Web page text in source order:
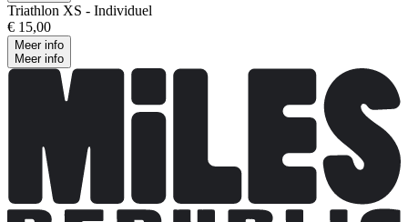
Triathlon XS - Individuel
€ 15,00
Meer info
Meer info